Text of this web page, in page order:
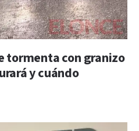
tormenta con granizo
y cuándo